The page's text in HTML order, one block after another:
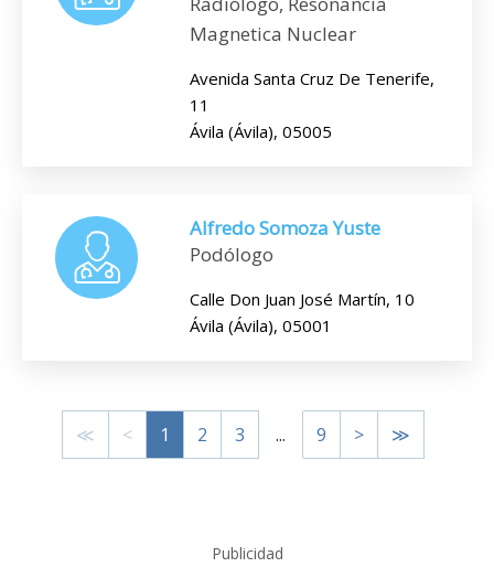
Magnetica Nuclear
Avenida Santa Cruz De Tenerife,
11
Ávila (Ávila), 05005
Alfredo Somoza Yuste
Podólogo
Calle Don Juan José Martín, 10
Ávila (Ávila), 05001
≪ < 1 2 3 ... 9 > ≫
Publicidad